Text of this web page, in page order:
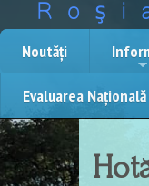
Noutăți
Evaluarea